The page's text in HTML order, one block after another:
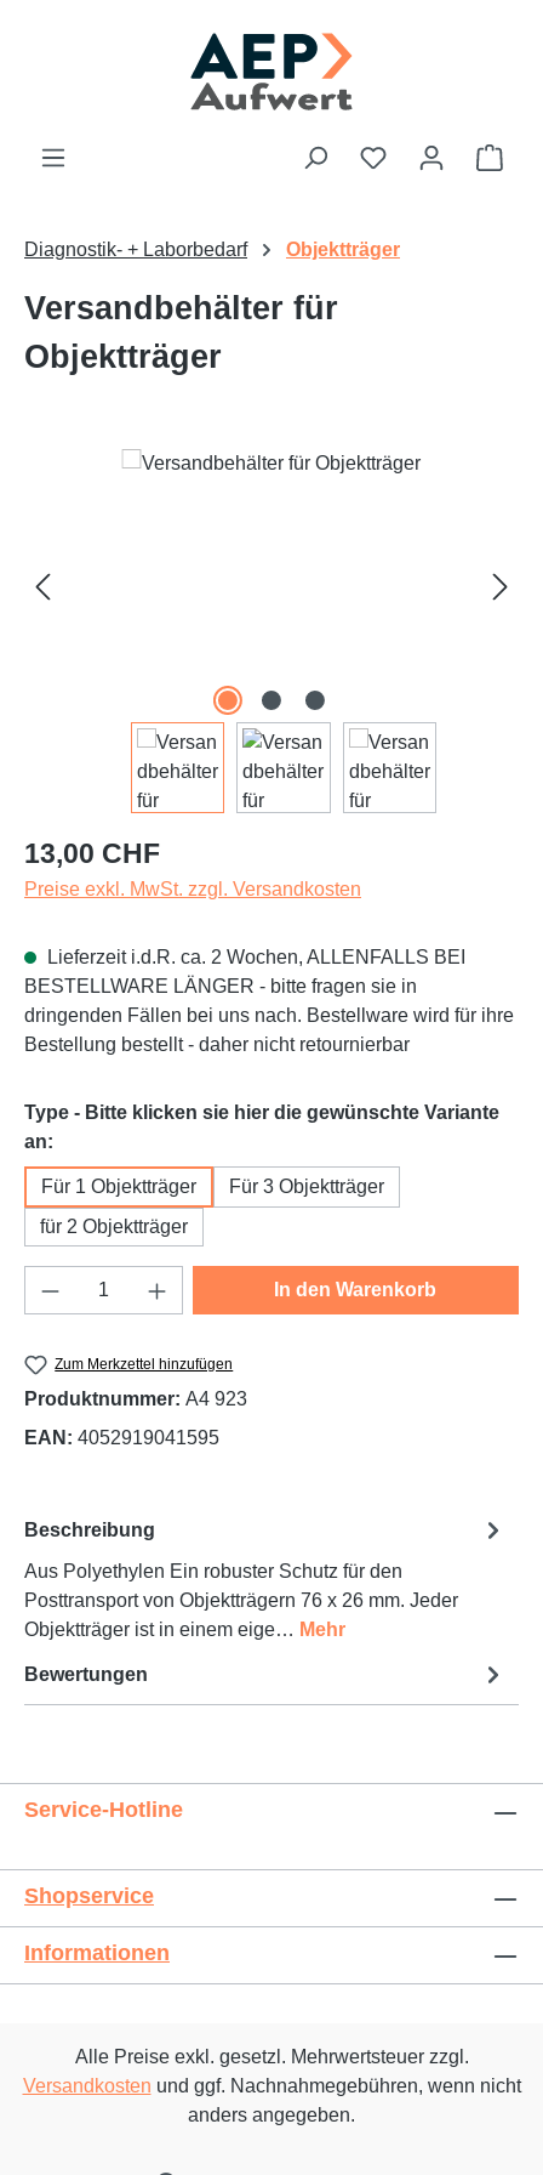
Du hast 0
Diagnostik- + Laborbedarf Objektträger
Versandbehälter für
Objektträger
Bildergalerie überspringen
Regulärer Preis:
13,00 CHF
Preise exkl. MwSt. zzgl. Versandkosten
Lieferzeit i.d.R. ca. 2 Wochen, ALLENFALLS BEI
BESTELLWARE LÄNGER - bitte fragen sie in
dringenden Fällen bei uns nach. Bestellware wird für ihre
Bestellung bestellt - daher nicht retournierbar
Type - Bitte klicken sie hier die gewünschte Variante
an:
Für 1 Objektträger
Für 3 Objektträger
für 2 Objektträger
Produkt Anzahl: Gib den gewünschten
In den Warenkorb
Zum Merkzettel hinzufügen
Produktnummer: A4 923
EAN: 4052919041595
Beschreibung
Aus Polyethylen Ein robuster Schutz für den
Posttransport von Objektträgern 76 x 26 mm. Jeder
Objektträger ist in einem eige… Mehr
Bewertungen
Service-Hotline
Shopservice
Informationen
Alle Preise exkl. gesetzl. Mehrwertsteuer zzgl.
Versandkosten und ggf. Nachnahmegebühren, wenn nicht
anders angegeben.